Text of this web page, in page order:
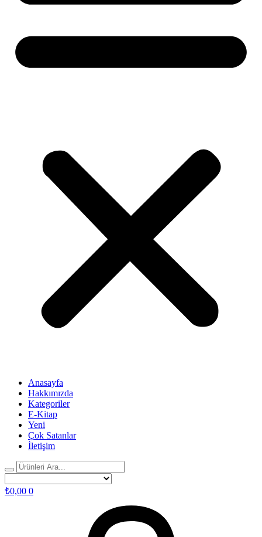
Anasayfa
Hakkımızda
Kategoriler
E-Kitap
Yeni
Çok Satanlar
İletişim
₺0,00 0